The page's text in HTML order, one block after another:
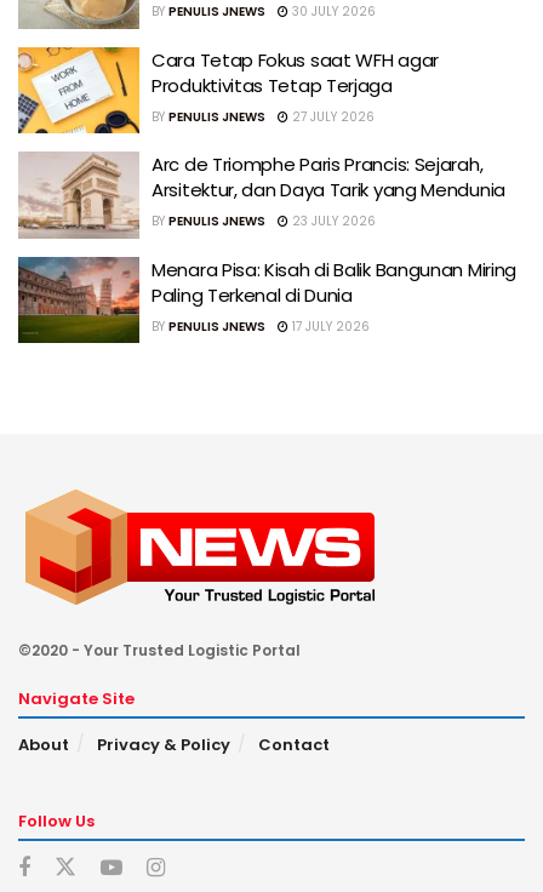
BY PENULIS JNEWS 30 JULY 2026
Cara Tetap Fokus saat WFH agar
Produktivitas Tetap Terjaga
BY PENULIS JNEWS 27 JULY 2026
Arc de Triomphe Paris Prancis: Sejarah,
Arsitektur, dan Daya Tarik yang Mendunia
BY PENULIS JNEWS 23 JULY 2026
Menara Pisa: Kisah di Balik Bangunan Miring
Paling Terkenal di Dunia
BY PENULIS JNEWS 17 JULY 2026
©2020 - Your Trusted Logistic Portal
Navigate Site
About
Privacy & Policy Contact
Follow Us